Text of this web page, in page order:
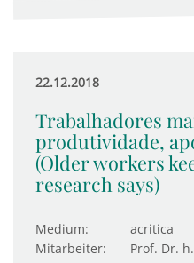
22.12.2018
Trabalhadores
produtividade,
(Older workers
research says)
Medium:
acritica
Mitarbeiter:
Prof. Dr.